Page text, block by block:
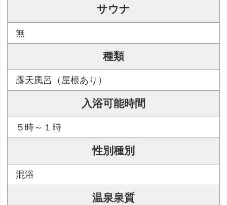
サウナ
無
種類
露天風呂（屋根あり）
入浴可能時間
５時～１時
性別種別
混浴
温泉泉質